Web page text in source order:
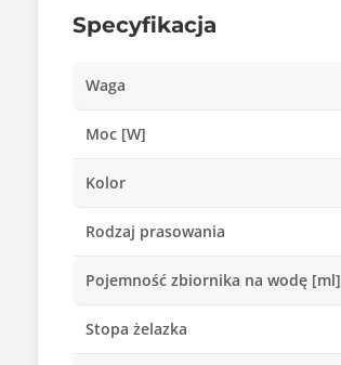
Specyfikacja
Waga
Moc [W]
Kolor
Rodzaj prasowania
Pojemność zbiornika na wodę [ml]
Stopa żelazka